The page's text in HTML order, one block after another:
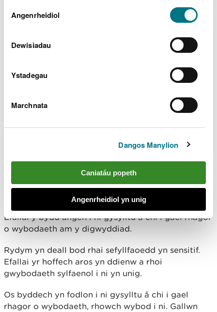
Gellirdarllen mwy am ein cwcis cyn i chi ddewis.
Caniatâd
Angenrheidiol
Dewisiadau
Ystadegau
Marchnata
Dangos Manylion
Caniatáu popeth
Angenrheidiol yn unig
Mae angen i chi ateb y cwestiynau canlynol:
cwympo coed ac a yw’n dal i ddigwydd
os yw’r cwympo coed wedi dod i ben, allwch chi
Mae angen i ni hefyd wybod union leoliad y
enw’r safle
Cysylltu â chi i gael
rhagor o wybodaeth
Efallai y bydd angen i ni gysylltu â chi i gael rhagor
o wybodaeth am y digwyddiad.
Rydym yn deall bod rhai sefyllfaoedd yn sensitif.
Efallai yr hoffech aros yn ddienw a rhoi
gwybodaeth sylfaenol i ni yn unig.
Os byddech yn fodlon i ni gysylltu â chi i gael
rhagor o wybodaeth, rhowch wybod i ni. Gallwn